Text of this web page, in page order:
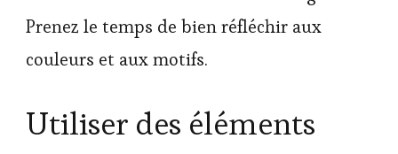
Prenez le temps de bien réfléchir aux
couleurs et aux motifs.
Utiliser des éléments